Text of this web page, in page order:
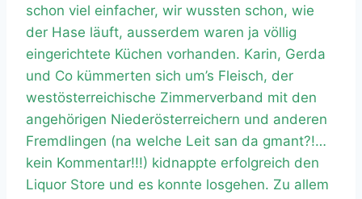
schon viel einfacher, wir wussten schon, wie
der Hase läuft, ausserdem waren ja völlig
eingerichtete Küchen vorhanden. Karin, Gerda
und Co kümmerten sich um’s Fleisch, der
westösterreichische Zimmerverband mit den
angehörigen Niederösterreichern und anderen
Fremdlingen (na welche Leit san da gmant?!…
kein Kommentar!!!) kidnappte erfolgreich den
Liquor Store und es konnte losgehen. Zu allem